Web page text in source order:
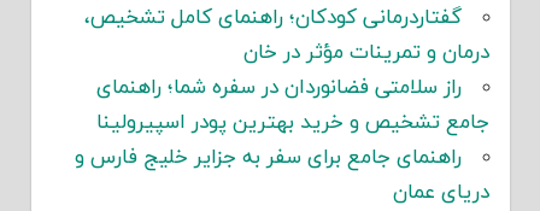
گفتاردرمانی کودکان؛ راهنمای کامل تشخیص،
درمان و تمرینات مؤثر در خان
راز سلامتی فضانوردان در سفره شما؛ راهنمای
جامع تشخیص و خرید بهترین پودر اسپیرولینا
راهنمای جامع برای سفر به جزایر خلیج فارس و
دریای عمان